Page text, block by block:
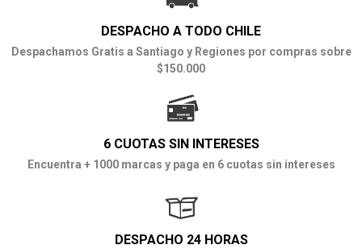
DESPACHO A TODO CHILE
Despachamos Gratis a Santiago y Regiones por compras sobre
$150.000
6 CUOTAS SIN INTERESES
Encuentra + 1000 marcas y paga en 6 cuotas sin intereses
DESPACHO 24 HORAS